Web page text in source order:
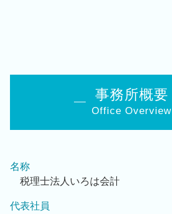
事務所概要
Office Overview
名称
税理士法人いろは会計
代表社員